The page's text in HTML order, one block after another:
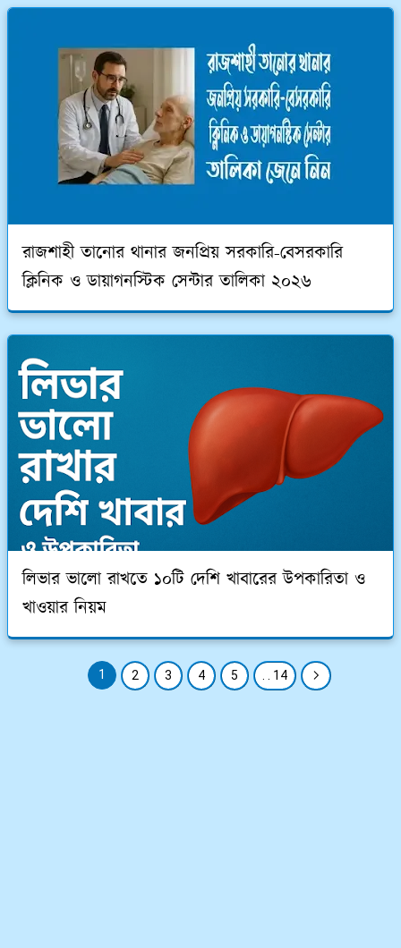
রাজশাহী তানোর থানার জনপ্রিয় সরকারি-বেসরকারি
ক্লিনিক ও ডায়াগনস্টিক সেন্টার তালিকা ২০২৬
লিভার ভালো রাখতে ১০টি দেশি খাবারের উপকারিতা ও
খাওয়ার নিয়ম
1 2 3 4 5 . . 14